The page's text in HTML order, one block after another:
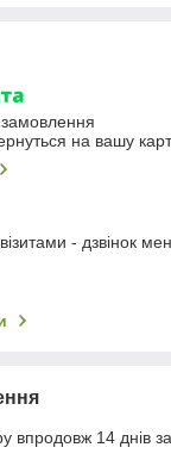
на вашу
- дзвінок
впродовж 14 днів